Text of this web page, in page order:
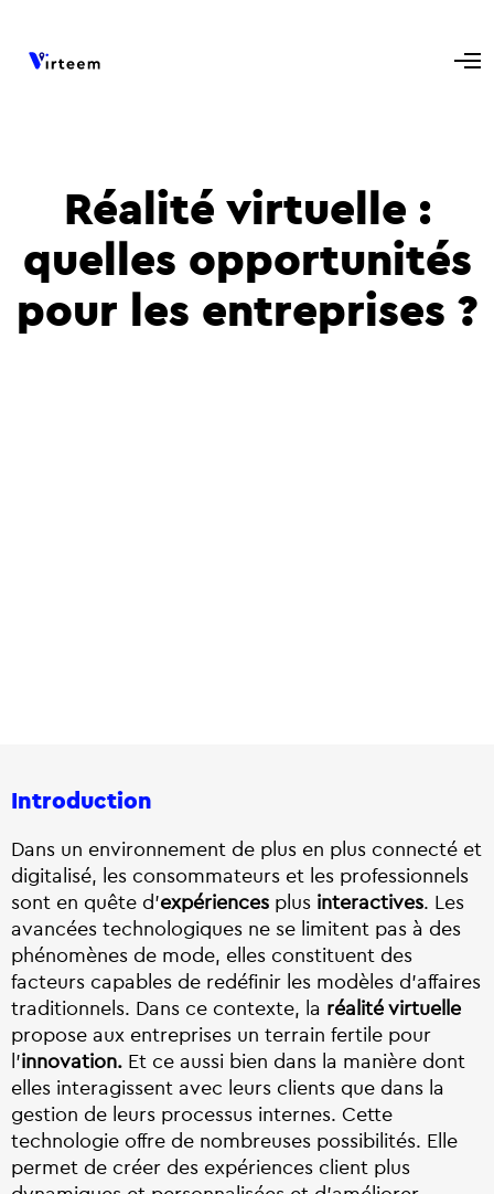
Réalité virtuelle :
quelles opportunités
pour les entreprises ?
Introduction
Dans un environnement de plus en plus connecté et
digitalisé, les consommateurs et les professionnels
sont en quête d’expériences plus interactives. Les
avancées technologiques ne se limitent pas à des
phénomènes de mode, elles constituent des
facteurs capables de redéfinir les modèles d’affaires
traditionnels. Dans ce contexte, la réalité virtuelle
propose aux entreprises un terrain fertile pour
l’innovation. Et ce aussi bien dans la manière dont
elles interagissent avec leurs clients que dans la
gestion de leurs processus internes. Cette
technologie offre de nombreuses possibilités. Elle
permet de créer des expériences client plus